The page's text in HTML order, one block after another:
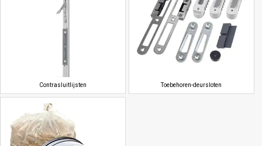
Contrasluitlijsten Toebehoren-deursloten